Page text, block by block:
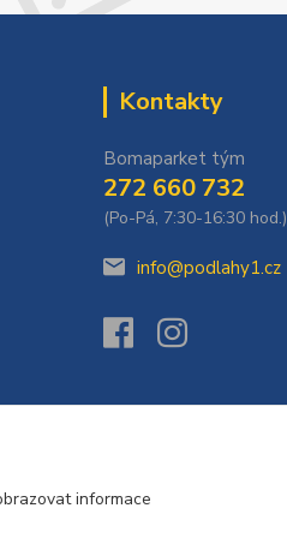
Kontakty
Bomaparket tým
272 660 732
(Po-Pá, 7:30-16:30 hod.)
info@podlahy1.cz
informace